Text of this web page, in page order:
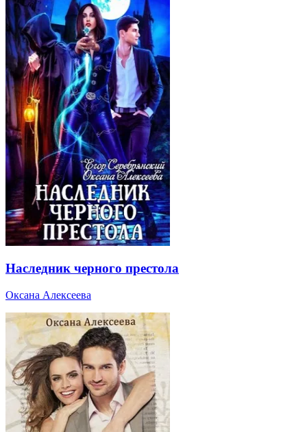
Наследник черного престола
Оксана Алексеева